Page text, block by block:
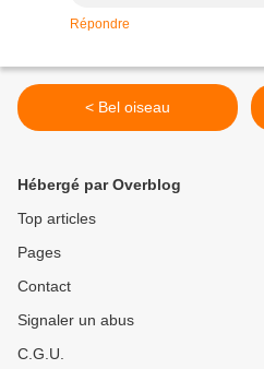
Répondre
< Bel oiseau
Hébergé par Overblog
Top articles
Pages
Contact
Signaler un abus
C.G.U.